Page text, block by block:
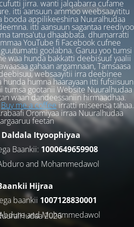
jirra. wanti jalqabarra cufame
itti aansuun ammoo weebsaayititu
booda appilikeeshina Nuuralhudaa
itti aansuun sagantaa reediyoo
tamsa'utu dhaabbata. dhumarratti
YouTube fi Facebook cufnee
goolabna. Garuu yoo tumsi
waa hunda bakkatti deebisuuf yaalii
gahaan argamnaan, Tamsaasa
websaayitii irra deebinee
humna haarayaan itti fufsiisuun
tumsa gootanii Website Nuuralhudaa
waan dandeessaniin hirmaadhaa.
Buy me a coffeeirratti miseensa tahaa.
Oromiyaa irraa Nuuralhudaa
feetan
Ityoophiyaa
Baankii: 1000649659908
and Mohammedawol
Hijraa
baankii 1007128830001
and Muhammedawol
2026